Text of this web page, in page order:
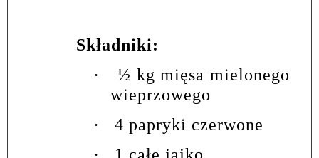
Składniki:
·
½ kg mięsa mielonego
wieprzowego
·
4 papryki czerwone